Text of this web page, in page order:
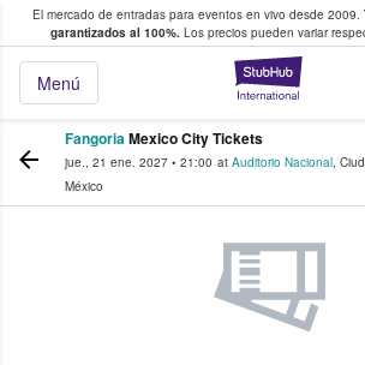
El mercado de entradas para eventos en vivo desde 2009.
garantizados al 100%. Los precios pueden variar
Menú
y venta de entradas entre
FangoriaMexico City Tickets
jue., 21 ene. 2027 • 21:00 at Auditorio Nacional,
México